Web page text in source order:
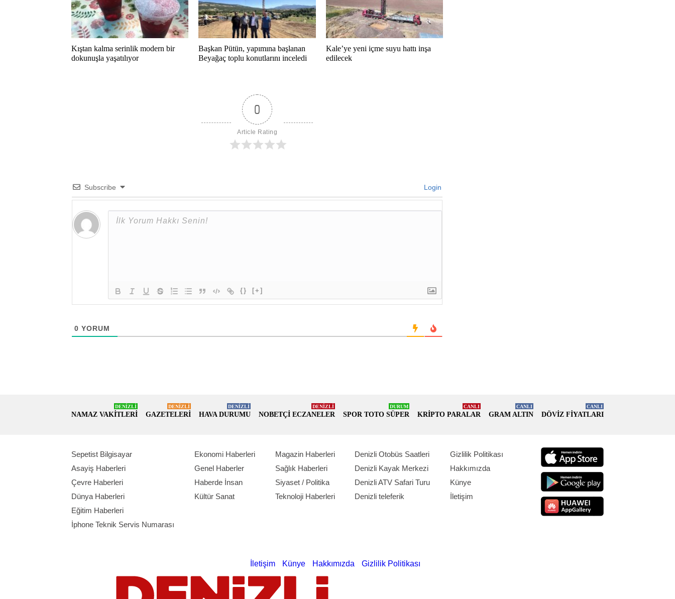
Kıştan kalma serinlik modern bir
dokunuşla yaşatılıyor
Başkan Pütün, yapımına başlanan
Beyağaç toplu konutlarını inceledi
Kale’ye yeni içme suyu hattı inşa
edilecek
0
Article Rating
Subscribe Login
{} [+]
0 YORUM
NAMAZ VAKİTLERİ
DENİZLİ
GAZETELERİ
DENİZLİ
HAVA DURUMU
DENİZLİ
NOBETÇİ ECZANELER
DENİZLİ
SPOR TOTO SÜPER
DURUM
KRİPTO PARALAR
CANLI
GRAM ALTIN
CANLI
DÖVİZ FİYATLARI
CANLI
Sepetist Bilgisayar
Asayiş Haberleri
Çevre Haberleri
Dünya Haberleri
Eğitim Haberleri
İphone Teknik Servis Numarası
Ekonomi Haberleri
Genel Haberler
Haberde İnsan
Kültür Sanat
Magazin Haberleri
Sağlık Haberleri
Siyaset / Politika
Teknoloji Haberleri
Denizli Otobüs Saatleri
Denizli Kayak Merkezi
Denizli ATV Safari Turu
Denizli teleferik
Gizlilik Politikası
Hakkımızda
Künye
İletişim
İletişim Künye Hakkımızda Gizlilik Politikası